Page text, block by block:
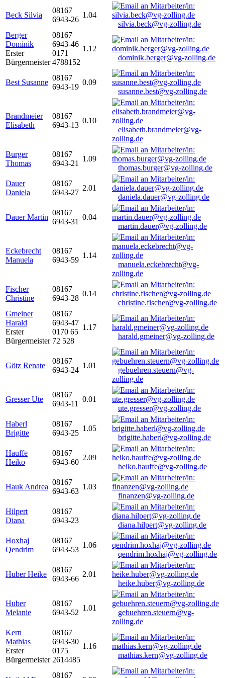
Beck Silvia
08167
6943-26
1.04
silvia.beck@vg-zolling.de
Berger
Dominik
Erster
Bürgermeister
08167
6943-46
0171
4788152
1.12
dominik.berger@vg-zolling.de
Best Susanne
08167
6943-19
0.09
susanne.best@vg-zolling.de
Brandmeier
Elisabeth
08167
6943-13
0.10
elisabeth.brandmeier@vg-
zolling.de
Burger
Thomas
08167
6943-21
1.09
thomas.burger@vg-zolling.de
Dauer
Daniela
08167
6943-27
2.01
daniela.dauer@vg-zolling.de
Dauer Martin
08167
6943-31
0.04
martin.dauer@vg-zolling.de
Eckebrecht
Manuela
08167
6943-59
1.14
manuela.eckebrecht@vg-
zolling.de
Fischer
Christine
08167
6943-28
0.14
christine.fischer@vg-zolling.de
Gmeiner
Harald
Erster
Bürgermeister
08167
6943-47
0170 65
72 528
1.17
harald.gmeiner@vg-zolling.de
Götz Renate
08167
6943-24
1.01
gebuehren.steuern@vg-
zolling.de
Gresser Ute
08167
6943-11
0.01
ute.gresser@vg-zolling.de
Haberl
Brigitte
08167
6943-25
1.05
brigitte.haberl@vg-zolling.de
Hauffe
Heiko
08167
6943-60
2.09
heiko.hauffe@vg-zolling.de
Hauk Andrea
08167
6943-63
1.03
finanzen@vg-zolling.de
Hilpert
Diana
08167
6943-23
diana.hilpert@vg-zolling.de
Hoxhaj
Qendrim
08167
6943-53
1.06
qendrim.hoxhaj@vg-zolling.de
Huber Heike
08167
6943-66
2.01
heike.huber@vg-zolling.de
Huber
Melanie
08167
6943-52
1.01
gebuehren.steuern@vg-
zolling.de
Kern
Mathias
Erster
Bürgermeister
08167
6943-30
0175
2614485
1.16
mathias.kern@vg-zolling.de
08167